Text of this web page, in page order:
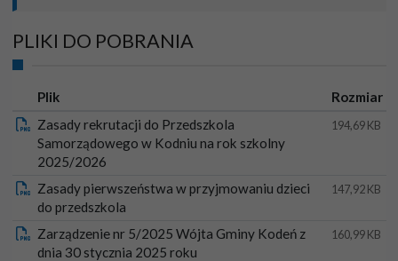
PLIKI DO POBRANIA
IkonaPlik
Rozmiar
Zasady rekrutacji do Przedszkola
Samorządowego w Kodniu na rok szkolny
2025/2026
194,69 KB
Zasady pierwszeństwa w przyjmowaniu dzieci
do przedszkola
147,92 KB
Zarządzenie nr 5/2025 Wójta Gminy Kodeń z
dnia 30 stycznia 2025 roku
160,99 KB